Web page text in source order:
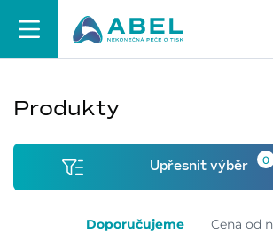
Produkty
Upřesnit výběr 0
Doporučujeme
Cena od